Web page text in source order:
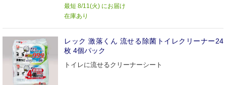
最短 8/11(火) にお届け
在庫あり
レック 激落くん 流せる除菌トイレクリーナー24
枚 4個パック
トイレに流せるクリーナーシート